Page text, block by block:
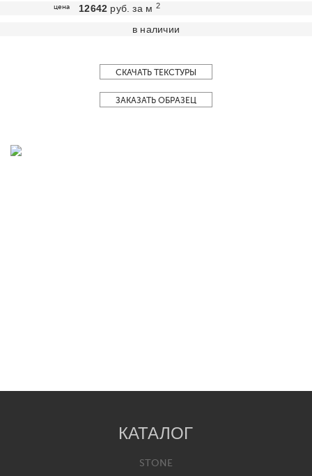
цена 12642 руб. за м 2
в наличии
СКАЧАТЬ ТЕКСТУРЫ
ЗАКАЗАТЬ ОБРАЗЕЦ
КАТАЛОГ
STONE